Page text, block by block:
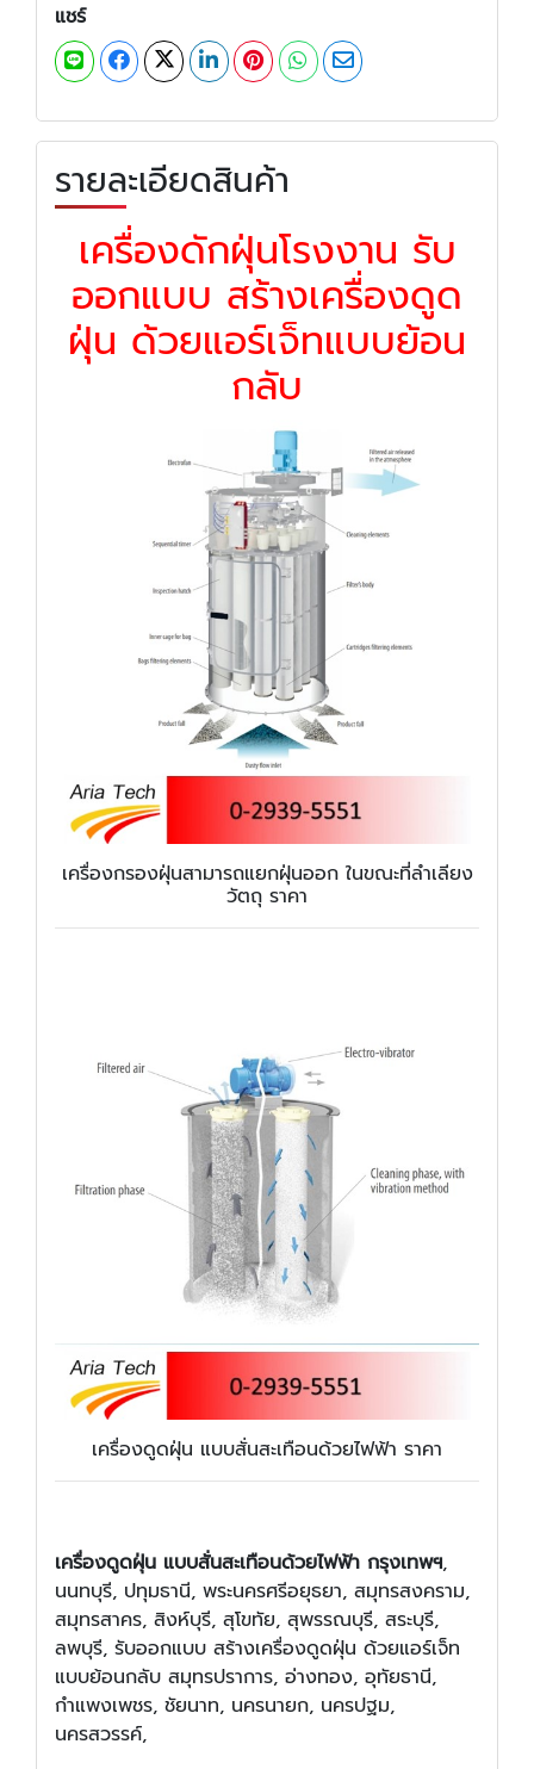
แชร์
รายละเอียดสินค้า
เครื่องดักฝุ่นโรงงาน รับ
ออกแบบ สร้างเครื่องดูด
ฝุ่น ด้วยแอร์เจ็ทแบบย้อน
กลับ
เครื่องกรองฝุ่นสามารถแยกฝุ่นออก ในขณะที่ลำเลียง
วัตถุ ราคา
เครื่องดูดฝุ่น แบบสั่นสะเทือนด้วยไฟฟ้า ราคา
เครื่องดูดฝุ่น แบบสั่นสะเทือนด้วยไฟฟ้า กรุงเทพฯ,
นนทบุรี, ปทุมธานี, พระนครศรีอยุธยา, สมุทรสงคราม,
สมุทรสาคร, สิงห์บุรี, สุโขทัย, สุพรรณบุรี, สระบุรี,
ลพบุรี, รับออกแบบ สร้างเครื่องดูดฝุ่น ด้วยแอร์เจ็ท
แบบย้อนกลับ สมุทรปราการ, อ่างทอง, อุทัยธานี,
กำแพงเพชร, ชัยนาท, นครนายก, นครปฐม,
นครสวรรค์,